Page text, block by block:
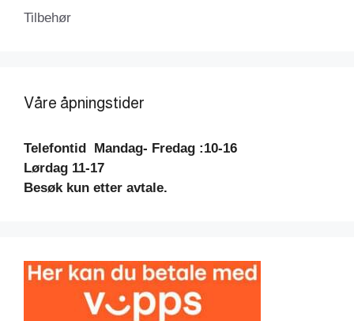
Tilbehør
Våre åpningstider
Telefontid Mandag- Fredag :10-16
Lørdag 11-17
Besøk kun etter avtale.